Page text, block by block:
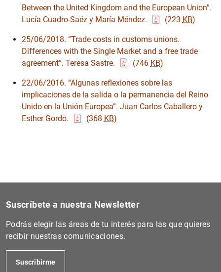
Between the United Kingdom and the European Union”.
Lucía Cuadro-Saéz y María Méndez.
(223 KB)
25/06/2018. “Trade costs in customs unions.
Differences with the Single Market and a free trade
agreement”. Teresa Sastre.
(746 KB)
22/06/2016. “Algunas reflexiones sobre las
implicaciones de la salida o la permanencia del Reino
Unido en la Unión Europea”. Juan Carlos Caballero y
Esther Gordo.
(368 KB)
Suscríbete a nuestra Newsletter
Podrás elegir las áreas de tu interés para las que quieres
recibir nuestras comunicaciones.
Suscribirme